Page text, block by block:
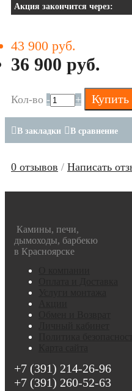
Акция закончится через:
43 900 руб.
36 900 руб.
Кол-во - + Купить
В закладки В сравнение
0 отзывов / Написать
Камины, печи,
дымоходы, барбекю
в Красноярске
+7 (391) 214-26-96
+7 (391) 260-52-63